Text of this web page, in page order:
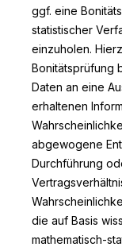
ggf. eine
statistischer
einzuholen.
Bonitätsprüfung
Daten an eine
erhaltenen
abgewogene
Durchführung
die auf Basis
mathematisch-